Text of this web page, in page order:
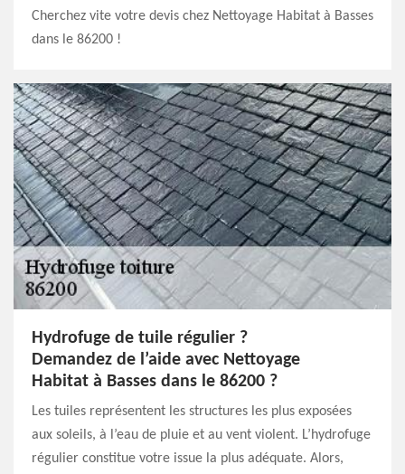
Cherchez vite votre devis chez Nettoyage Habitat à Basses
dans le 86200 !
Hydrofuge de tuile régulier ?
Demandez de l’aide avec Nettoyage
Habitat à Basses dans le 86200 ?
Les tuiles représentent les structures les plus exposées
aux soleils, à l’eau de pluie et au vent violent. L’hydrofuge
régulier constitue votre issue la plus adéquate. Alors,